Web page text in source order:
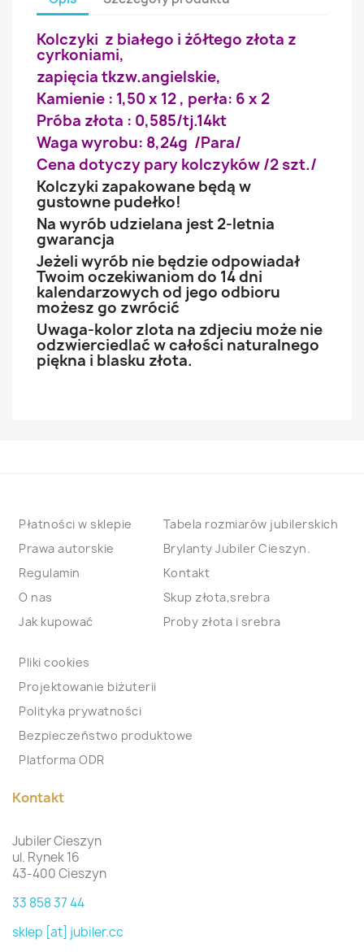
Kolczyki z białego i żółtego złota z
cyrkoniami,
zapięcia tkzw.angielskie,
Kamienie : 1,50 x 12 , perła: 6 x 2
Próba złota : 0,585/tj.14kt
Waga wyrobu: 8,24g /Para/
Cena dotyczy pary kolczyków /2 szt./
Kolczyki zapakowane będą w
gustowne pudełko!
Na wyrób udzielana jest 2-letnia
gwarancja
Jeżeli wyrób nie będzie odpowiadał
Twoim oczekiwaniom do 14 dni
kalendarzowych od jego odbioru
możesz go zwrócić
Uwaga-kolor zlota na zdjeciu może nie
odzwierciedlać w całości naturalnego
piękna i blasku złota.
Płatności w sklepie
Prawa autorskie
Regulamin
O nas
Jak kupować
Tabela rozmiarów jubilerskich
Brylanty Jubiler Cieszyn.
Kontakt
Skup złota,srebra
Proby złota i srebra
Pliki cookies
Projektowanie biżuterii
Polityka prywatności
Bezpieczeństwo produktowe
Platforma ODR
Kontakt
Jubiler Cieszyn
ul. Rynek 16
43-400 Cieszyn
33 858 37 44
sklep [at] jubiler.cc